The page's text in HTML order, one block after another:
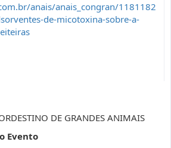
anais/anais_congran/1181182
de-micotoxina-sobre-a-
DE GRANDES ANIMAIS
Evento